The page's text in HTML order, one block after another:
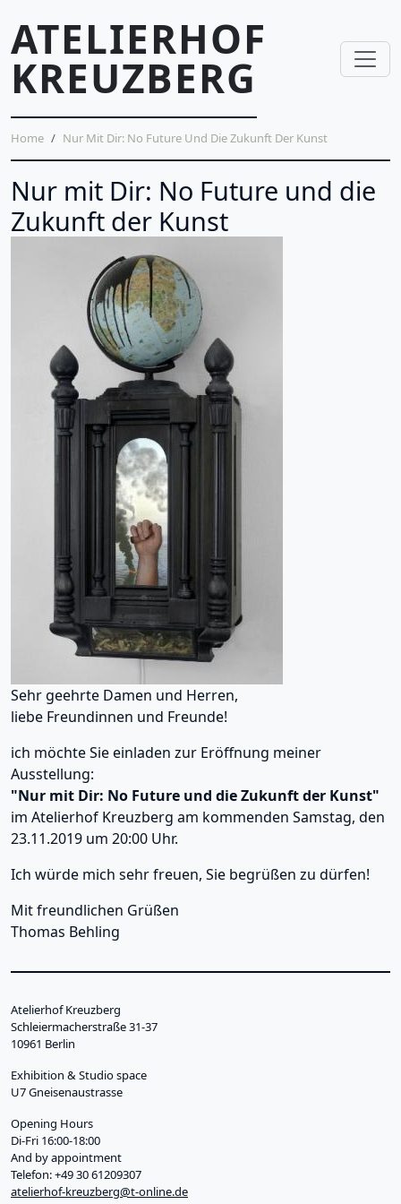
ATELIERHOF
KREUZBERG
Breadcrumb
Home Nur Mit Dir: No Future Und Die Zukunft Der Kunst
Upcoming
Archive
About
Atelierhof Kreuzberg
Schleiermacherstraße 31-37
10961 Berlin
Exhibition & Studio space
U7 Gneisenaustrasse
Opening Hours
Di-Fri 16:00-18:00
And by appointment
Telefon: +49 30 61209307
atelierhof-kreuzberg@t-online.de
Nur mit Dir: No Future und die
Zukunft der Kunst
Sehr geehrte Damen und Herren,
liebe Freundinnen und Freunde!
ich möchte Sie einladen zur Eröffnung meiner
Ausstellung:
"Nur mit Dir: No Future und die Zukunft der Kunst"
im Atelierhof Kreuzberg am kommenden Samstag, den
23.11.2019 um 20:00 Uhr.
Ich würde mich sehr freuen, Sie begrüßen zu dürfen!
Mit freundlichen Grüßen
Thomas Behling